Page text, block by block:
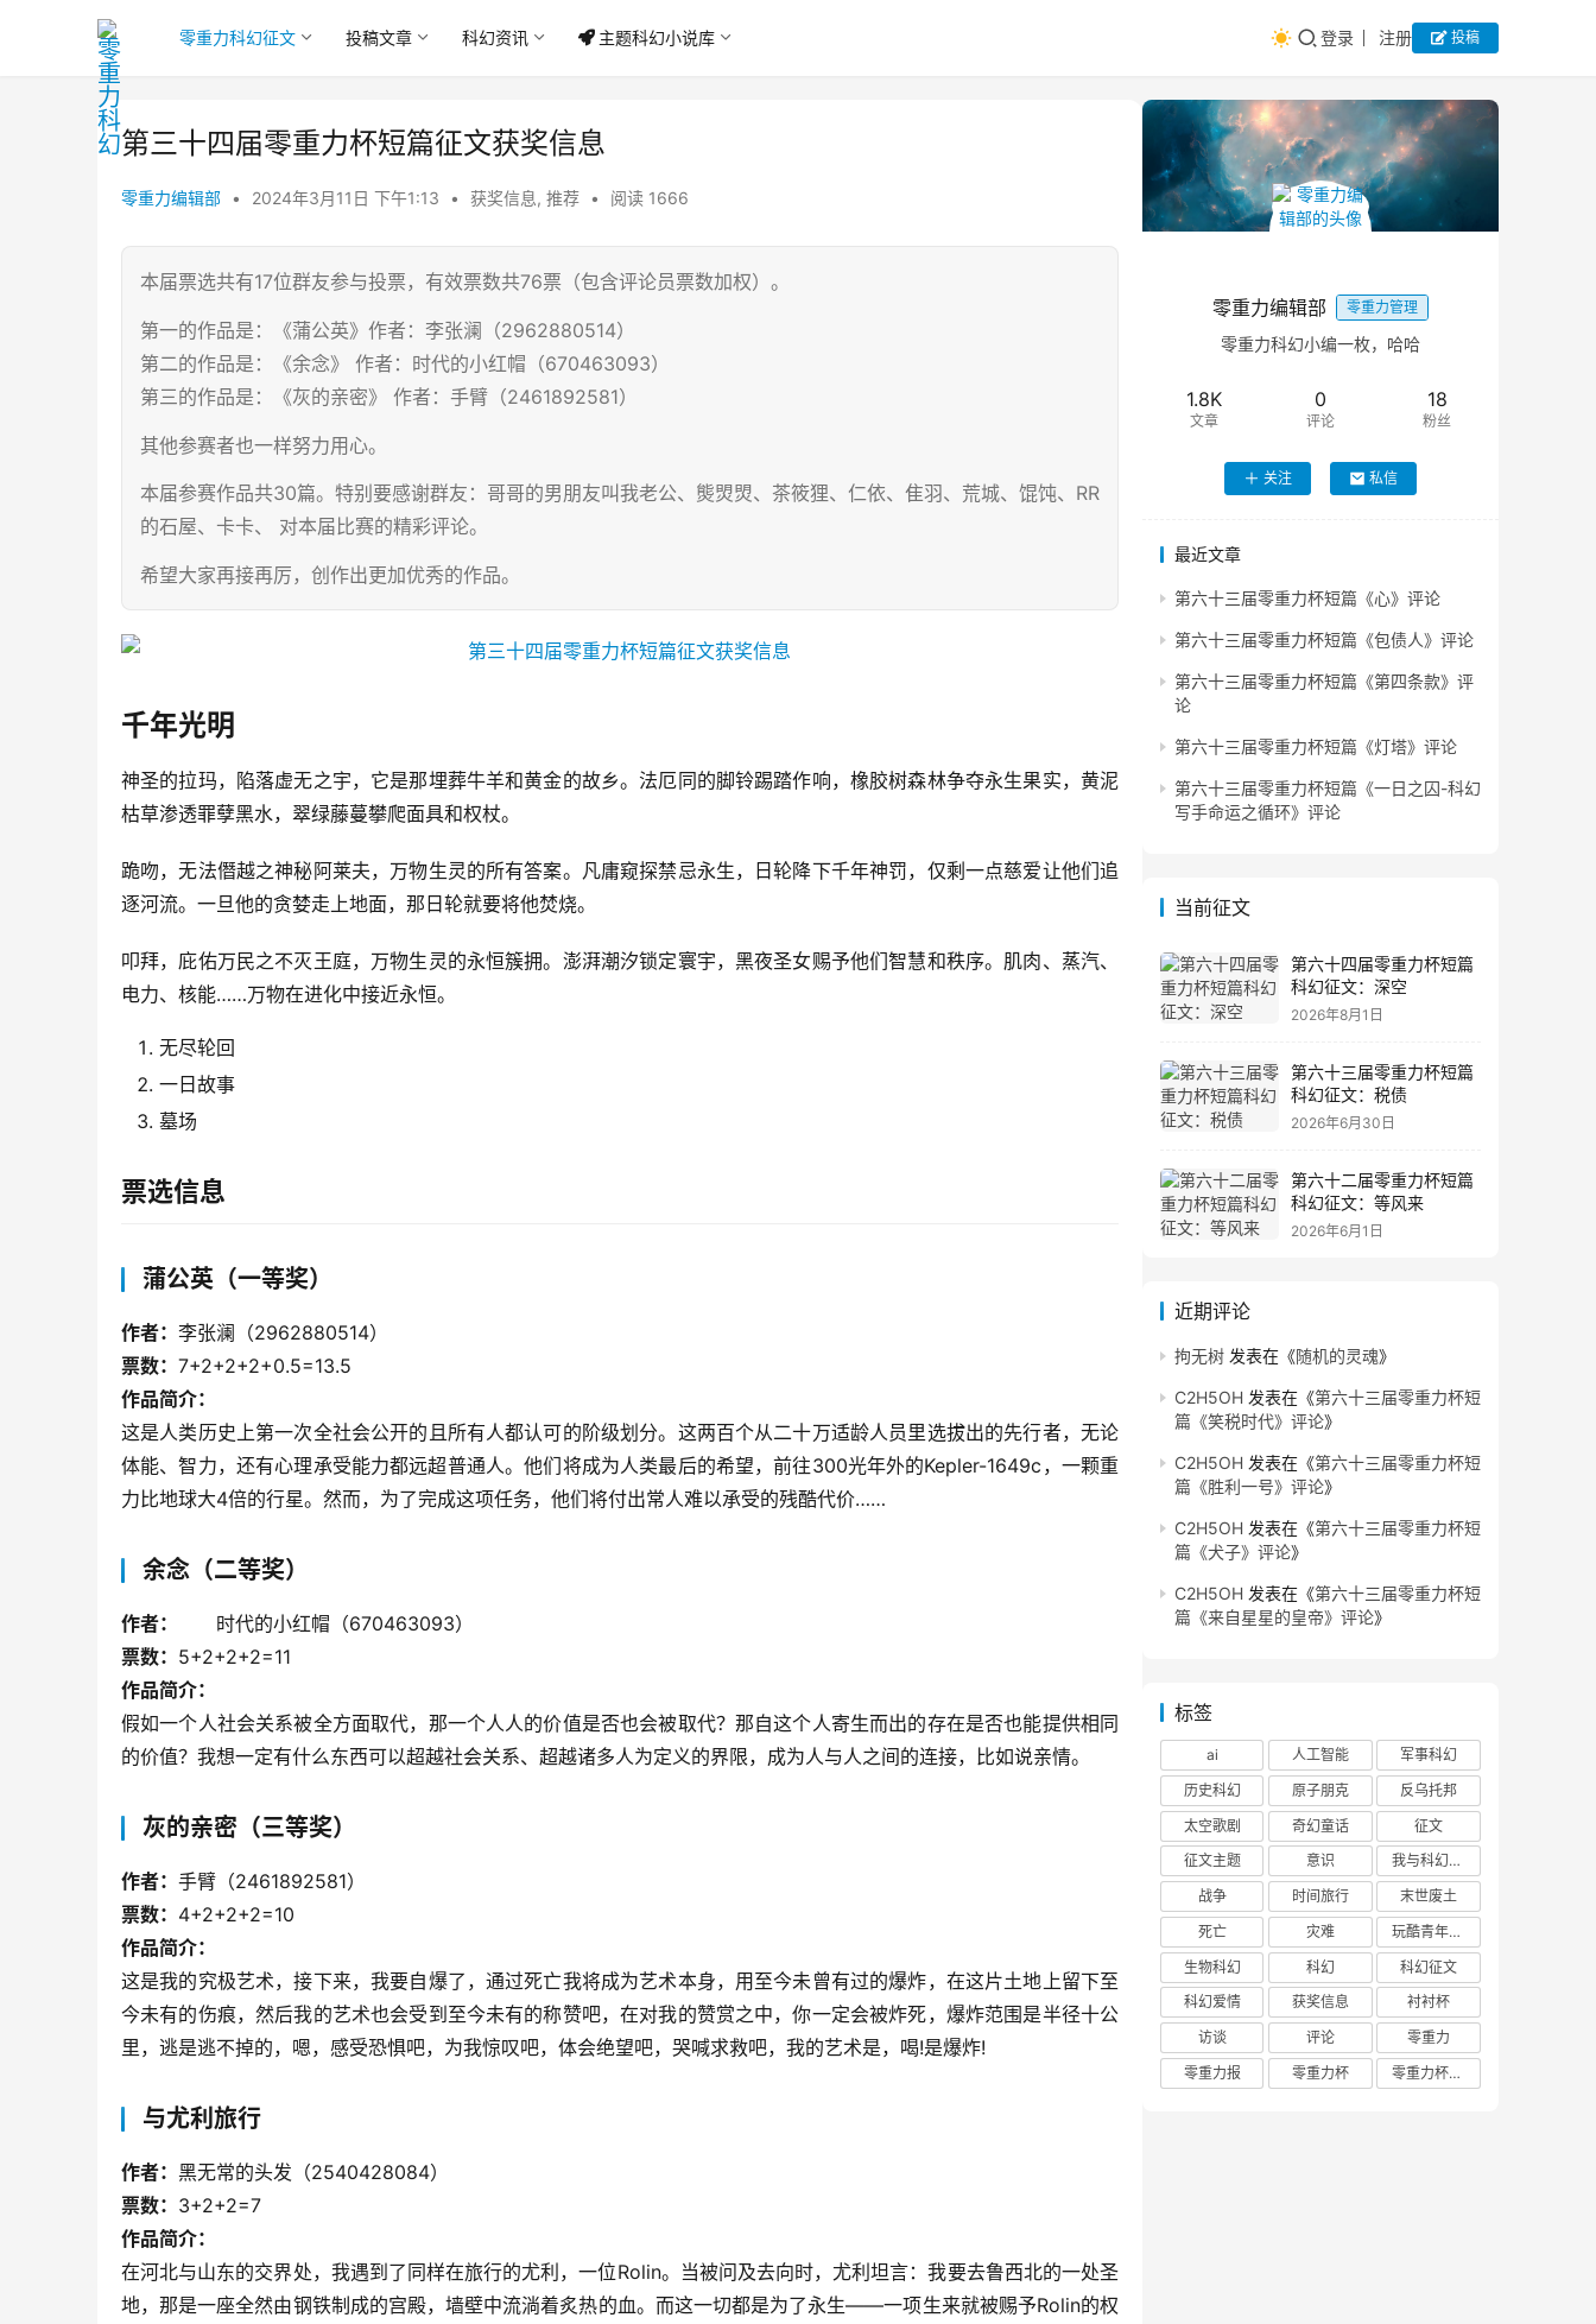
零重力科幻征文 投稿文章 科幻资讯 主题科幻小说库 登录 注册 投稿
第三十四届零重力杯短篇征文获奖信息
零重力编辑部 • 2024年3月11日 下午1:13 • 获奖信息, 推荐 • 阅读 1666
本届票选共有17位群友参与投票，有效票数共76票（包含评论员票数加权）。
第一的作品是：《蒲公英》作者：李张澜（2962880514）
第二的作品是：《余念》 作者：时代的小红帽（670463093）
第三的作品是：《灰的亲密》 作者：手臂（2461892581）
其他参赛者也一样努力用心。
本届参赛作品共30篇。特别要感谢群友：哥哥的男朋友叫我老公、熋焽焽、茶筱狸、仁依、隹羽、荒城、馄饨、RR
的石屋、卡卡、 对本届比赛的精彩评论。
希望大家再接再厉，创作出更加优秀的作品。
千年光明
神圣的拉玛，陷落虚无之宇，它是那埋葬牛羊和黄金的故乡。法厄同的脚铃踢踏作响，橡胶树森林争夺永生果实，黄泥
枯草渗透罪孽黑水，翠绿藤蔓攀爬面具和权杖。
跪吻，无法僭越之神秘阿莱夫，万物生灵的所有答案。凡庸窥探禁忌永生，日轮降下千年神罚，仅剩一点慈爱让他们追
逐河流。一旦他的贪婪走上地面，那日轮就要将他焚烧。
叩拜，庇佑万民之不灭王庭，万物生灵的永恒簇拥。澎湃潮汐锁定寰宇，黑夜圣女赐予他们智慧和秩序。肌肉、蒸汽、
电力、核能……万物在进化中接近永恒。
无尽轮回
一日故事
墓场
票选信息
蒲公英（一等奖）
作者： 李张澜（2962880514）
票数： 7+2+2+2+0.5=13.5
作品简介：
这是人类历史上第一次全社会公开的且所有人都认可的阶级划分。这两百个从二十万适龄人员里选拔出的先行者，无论
体能、智力，还有心理承受能力都远超普通人。他们将成为人类最后的希望，前往300光年外的Kepler-1649c，一颗重
力比地球大4倍的行星。然而，为了完成这项任务，他们将付出常人难以承受的残酷代价……
余念（二等奖）
作者：
	时代的小红帽（670463093）
票数： 5+2+2+2=11
作品简介：
假如一个人社会关系被全方面取代，那一个人人的价值是否也会被取代？那自这个人寄生而出的存在是否也能提供相同
的价值？我想一定有什么东西可以超越社会关系、超越诸多人为定义的界限，成为人与人之间的连接，比如说亲情。
灰的亲密（三等奖）
作者： 手臂（2461892581）
票数： 4+2+2+2=10
作品简介：
这是我的究极艺术，接下来，我要自爆了，通过死亡我将成为艺术本身，用至今未曾有过的爆炸，在这片土地上留下至
今未有的伤痕，然后我的艺术也会受到至今未有的称赞吧，在对我的赞赏之中，你一定会被炸死，爆炸范围是半径十公
里，逃是逃不掉的，嗯，感受恐惧吧，为我惊叹吧，体会绝望吧，哭喊求救吧，我的艺术是，喝!是爆炸!
与尤利旅行
作者： 黑无常的头发（2540428084）
票数： 3+2+2=7
作品简介：
在河北与山东的交界处，我遇到了同样在旅行的尤利，一位Rolin。当被问及去向时，尤利坦言：我要去鲁西北的一处圣
地，那是一座全然由钢铁制成的宫殿，墙壁中流淌着炙热的血。而这一切都是为了永生——一项生来就被赐予Rolin的权
零重力编辑部 零重力管理
零重力科幻小编一枚，哈哈
1.8K
文章
0
评论
18
粉丝
关注 私信
最近文章
第六十三届零重力杯短篇《心》评论
第六十三届零重力杯短篇《包债人》评论
第六十三届零重力杯短篇《第四条款》评
论
第六十三届零重力杯短篇《灯塔》评论
第六十三届零重力杯短篇《一日之囚-科幻
写手命运之循环》评论
当前征文
第六十四届零重力杯短篇
科幻征文：深空
2026年8月1日
第六十三届零重力杯短篇
科幻征文：税债
2026年6月30日
第六十二届零重力杯短篇
科幻征文：等风来
2026年6月1日
近期评论
拘无树 发表在《随机的灵魂》
C2H5OH 发表在《第六十三届零重力杯短
篇《笑税时代》评论》
C2H5OH 发表在《第六十三届零重力杯短
篇《胜利一号》评论》
C2H5OH 发表在《第六十三届零重力杯短
篇《犬子》评论》
C2H5OH 发表在《第六十三届零重力杯短
篇《来自星星的皇帝》评论》
标签
ai 人工智能
军事科幻
历史科幻
原子朋克
反乌托邦
太空歌剧
奇幻童话
征文
征文主题
意识
我与科幻的回忆
战争
时间旅行
末世废土
死亡
灾难
玩酷青年零重力联合征文
生物科幻
科幻
科幻征文
科幻爱情
获奖信息
衬衬杯
访谈
评论
零重力
零重力报
零重力杯 零重力杯评论